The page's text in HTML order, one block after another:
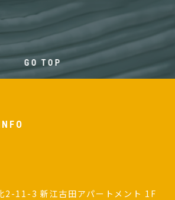
GO TOP
2-11-3 新江古田アパートメント 1F